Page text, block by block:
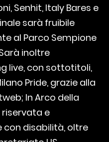
Senhit, Italy Bares e
sarà fruibile
al Parco Sempione
inoltre
live, con sottotitoli,
Pride, grazie alla
In Arco della
riservata e
con disabilità, oltre